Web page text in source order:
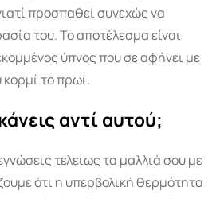
προσπαθεί συνεχώς να
του. Το αποτέλεσμα είναι
ύπνος που σε αφήνει με
το πρωί.
αντί αυτού;
τελείως τα μαλλιά σου με
ότι η υπερβολική θερμότητα